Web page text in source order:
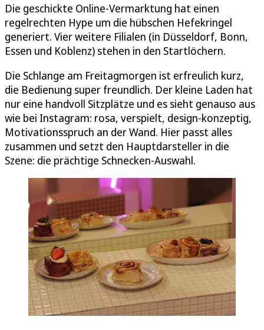
Die geschickte Online-Vermarktung hat einen
regelrechten Hype um die hübschen Hefekringel
generiert. Vier weitere Filialen (in Düsseldorf, Bonn,
Essen und Koblenz) stehen in den Startlöchern.
Die Schlange am Freitagmorgen ist erfreulich kurz,
die Bedienung super freundlich. Der kleine Laden hat
nur eine handvoll Sitzplätze und es sieht genauso aus
wie bei Instagram: rosa, verspielt, design-konzeptig,
Motivationsspruch an der Wand. Hier passt alles
zusammen und setzt den Hauptdarsteller in die
Szene: die prächtige Schnecken-Auswahl.